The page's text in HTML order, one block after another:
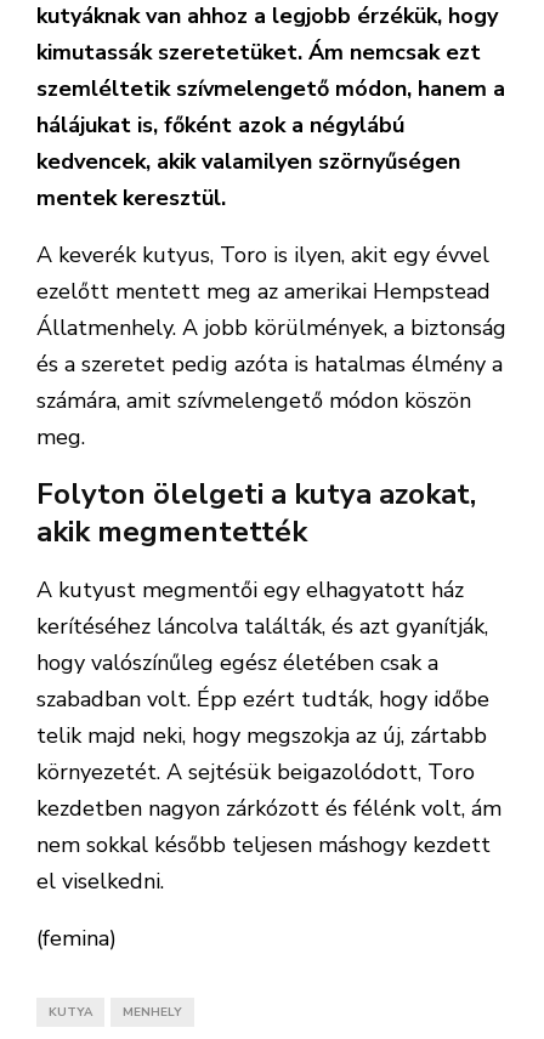
kutyáknak van ahhoz a legjobb érzékük, hogy
kimutassák szeretetüket. Ám nemcsak ezt
szemléltetik szívmelengető módon, hanem a
hálájukat is, főként azok a négylábú
kedvencek, akik valamilyen szörnyűségen
mentek keresztül.
A keverék kutyus, Toro is ilyen, akit egy évvel
ezelőtt mentett meg az amerikai Hempstead
Állatmenhely. A jobb körülmények, a biztonság
és a szeretet pedig azóta is hatalmas élmény a
számára, amit szívmelengető módon köszön
meg.
Folyton ölelgeti a kutya azokat,
akik megmentették
A kutyust megmentői egy elhagyatott ház
kerítéséhez láncolva találták, és azt gyanítják,
hogy valószínűleg egész életében csak a
szabadban volt. Épp ezért tudták, hogy időbe
telik majd neki, hogy megszokja az új, zártabb
környezetét. A sejtésük beigazolódott, Toro
kezdetben nagyon zárkózott és félénk volt, ám
nem sokkal később teljesen máshogy kezdett
el viselkedni.
(femina)
KUTYA MENHELY